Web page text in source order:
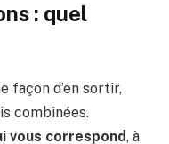
: quel
façon d’en sortir,
combinées.
vous correspond, à